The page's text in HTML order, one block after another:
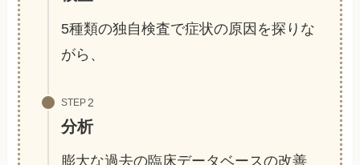
5種類の独自検査で症状の原因を探りな
がら、
STEP
分析
膨大な過去の臨床データベースの改善